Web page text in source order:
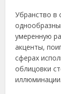
Убранство в
умеренную
акценты,
сферах
облицовки
иллюминации.